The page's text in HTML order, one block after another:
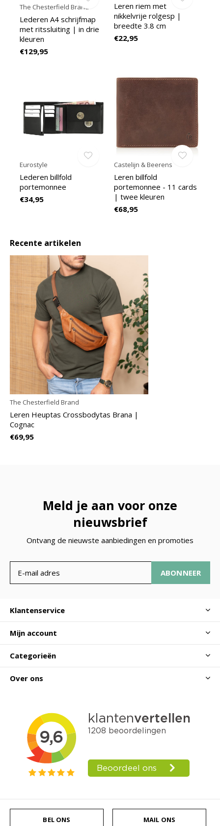
The Chesterfield Brand
Lederen A4 schrijfmap
met ritssluiting | in drie
kleuren
€129,95
Leren riem met
nikkelvrije rolgesp |
breedte 3.8 cm
€22,95
Eurostyle
Lederen billfold
portemonnee
€34,95
Castelijn & Beerens
Leren billfold
portemonnee - 11 cards
| twee kleuren
€68,95
Recente artikelen
The Chesterfield Brand
Leren Heuptas Crossbodytas Brana |
Cognac
€69,95
Meld je aan voor onze
nieuwsbrief
Ontvang de nieuwste aanbiedingen en promoties
ABONNEER
Klantenservice
Mijn account
Categorieën
Over ons
BEL ONS MAIL ONS